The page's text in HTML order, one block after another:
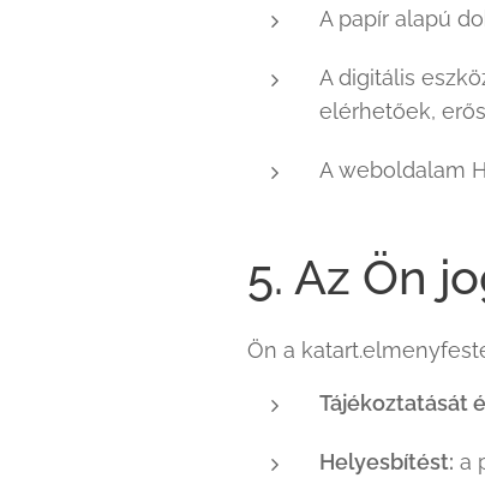
A papír alapú
A digitális
elérhetőek,
A weboldalam
5. Az Ön
Ön a
Tájékoztatását
Helyesbítést: a